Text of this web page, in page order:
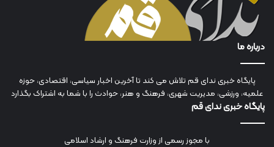
درباره ما
پایگاه خبری ندای قم تلاش می کند تا آخرین اخبار سیاسی، اقتصادی، حوزه
علمیه، ورزشی، مدیریت شهری، فرهنگ و هنر، حوادث را با شما به اشتراک بگذارد
پایگاه خبری ندای قم
با مجوز رسمی از وزارت فرهنگ و ارشاد اسلامی